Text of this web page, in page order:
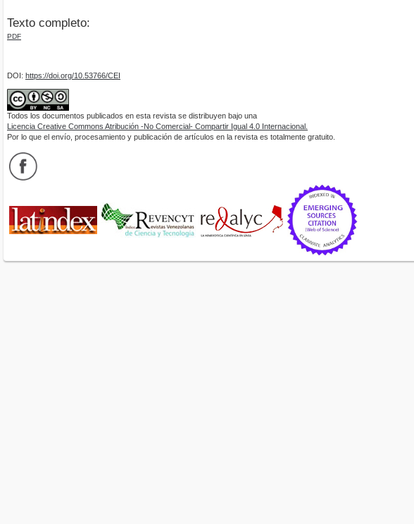
Texto completo:
PDF
DOI: https://doi.org/10.53766/CEI
Todos los documentos publicados en esta revista se distribuyen bajo una
Licencia Creative Commons Atribución -No Comercial- Compartir Igual 4.0 Internacional.
Por lo que el envío, procesamiento y publicación de artículos en la revista es totalmente gratuito.